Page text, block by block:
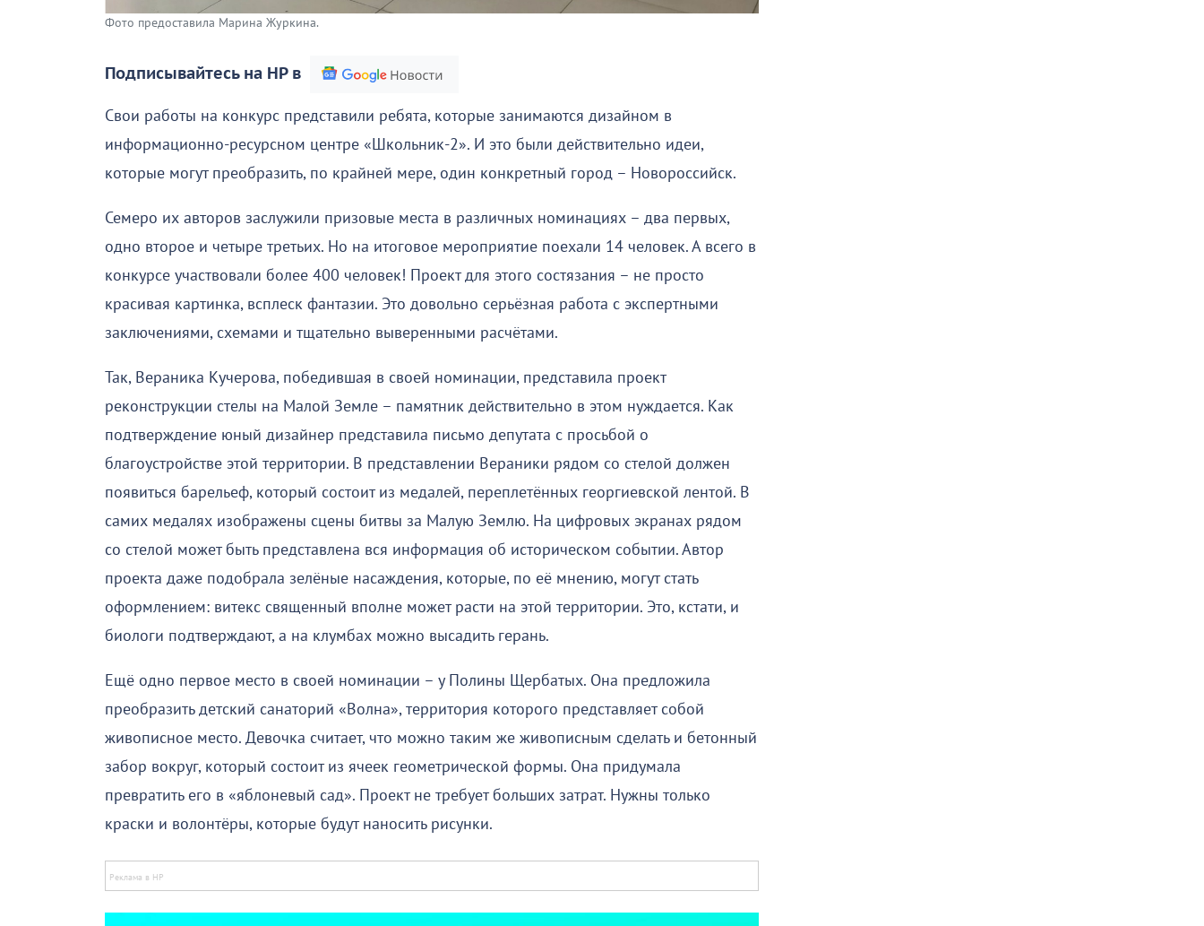
Фото предоставила Марина Журкина.
Подписывайтесь на НР в
Свои работы на конкурс представили ребята, которые занимаются дизайном в
информационно-ресурсном центре «Школьник-2». И это были действительно идеи,
которые могут преобразить, по крайней мере, один конкретный город – Новороссийск.
Семеро их авторов заслужили призовые места в различных номинациях – два первых,
одно второе и четыре третьих. Но на итоговое мероприятие поехали 14 человек. А всего в
конкурсе участвовали более 400 человек! Проект для этого состязания – не просто
красивая картинка, всплеск фантазии. Это довольно серьёзная работа с экспертными
заключениями, схемами и тщательно выверенными расчётами.
Так, Вераника Кучерова, победившая в своей номинации, представила проект
реконструкции стелы на Малой Земле – памятник действительно в этом нуждается. Как
подтверждение юный дизайнер представила письмо депутата с просьбой о
благоустройстве этой территории. В представлении Вераники рядом со стелой должен
появиться барельеф, который состоит из медалей, переплетённых георгиевской лентой. В
самих медалях изображены сцены битвы за Малую Землю. На цифровых экранах рядом
со стелой может быть представлена вся информация об историческом событии. Автор
проекта даже подобрала зелёные насаждения, которые, по её мнению, могут стать
оформлением: витекс священный вполне может расти на этой территории. Это, кстати, и
биологи подтверждают, а на клумбах можно высадить герань.
Ещё одно первое место в своей номинации – у Полины Щербатых. Она предложила
преобразить детский санаторий «Волна», территория которого представляет собой
живописное место. Девочка считает, что можно таким же живописным сделать и бетонный
забор вокруг, который состоит из ячеек геометрической формы. Она придумала
превратить его в «яблоневый сад». Проект не требует больших затрат. Нужны только
краски и волонтёры, которые будут наносить рисунки.